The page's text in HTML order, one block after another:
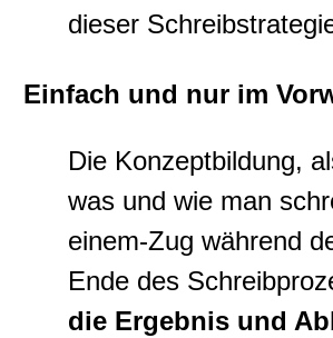
dieser
Einfach und nur im
Die Konzeptbildung,
was und wie man
einem-Zug während
Ende des
die Ergebnis und